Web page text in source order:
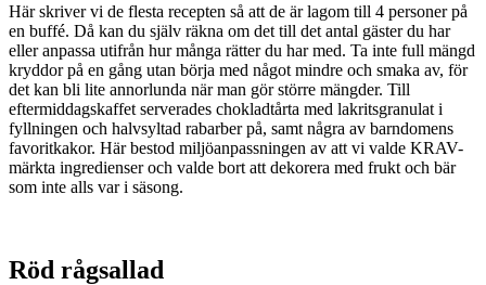
Här skriver vi de flesta recepten så att de är lagom till 4 personer på
en buffé. Då kan du själv räkna om det till det antal gäster du har
eller anpassa utifrån hur många rätter du har med. Ta inte full mängd
kryddor på en gång utan börja med något mindre och smaka av, för
det kan bli lite annorlunda när man gör större mängder. Till
eftermiddagskaffet serverades chokladtårta med lakritsgranulat i
fyllningen och halvsyltad rabarber på, samt några av barndomens
favoritkakor. Här bestod miljöanpassningen av att vi valde KRAV-
märkta ingredienser och valde bort att dekorera med frukt och bär
som inte alls var i säsong.
Röd rågsallad